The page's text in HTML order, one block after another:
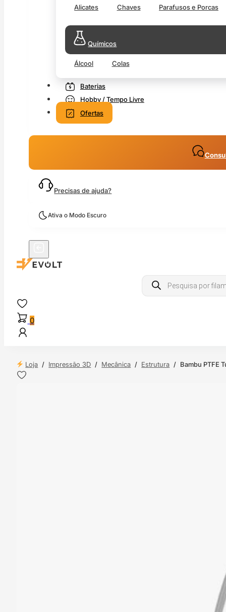
Alicates Chaves Parafusos e Porcas
Químicos
Álcool Colas
Baterias
Hobby / Tempo Livre
Ofertas
Precisas de ajuda?
Ativa o Modo Escuro
Products
search
0
Loja / Impressão 3D / Mecânica / Estrutura / Bambu PTFE